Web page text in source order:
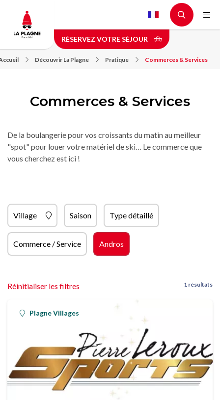
contenu
principal
RÉSERVEZ VOTRE SÉJOUR
Découvrir La Plagne Pratique Commerces & Services
Commerces & Services
De la boulangerie pour vos croissants du matin au meilleur
"spot" pour louer votre matériel de ski… Le commerce que
vous cherchez est ici !
Village Saison Type détaillé
Commerce / Service Andros
Réinitialiser les filtres 1 résultats
Plagne Villages